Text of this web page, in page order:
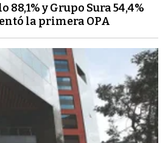
88,1% y Grupo Sura 54,4%
la primera OPA